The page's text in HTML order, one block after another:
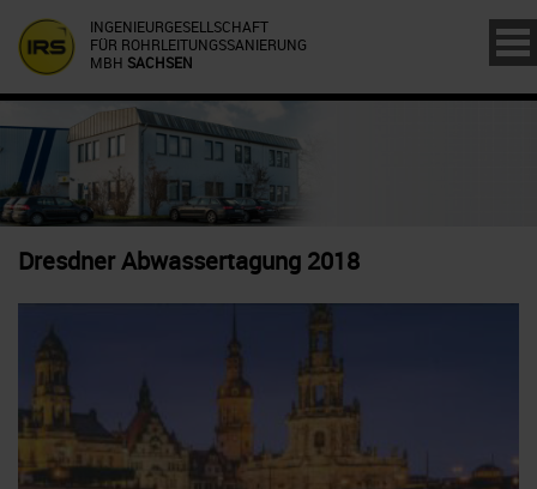
INGENIEURGESELLSCHAFT
FÜR ROHRLEITUNGSSANIERUNG
MBH SACHSEN
Dresdner Abwassertagung 2018